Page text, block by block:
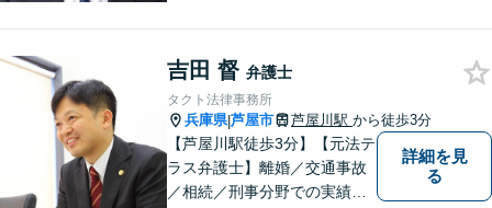
可♯中小企業診断士資格有り
吉田 督 弁護士
タクト法律事務所
兵庫県|芦屋市 芦屋川駅 から徒歩3分
【芦屋川駅徒歩3分】【元法テ
ラス弁護士】離婚／交通事故
／相続／刑事分野での実績多
詳細を見
る